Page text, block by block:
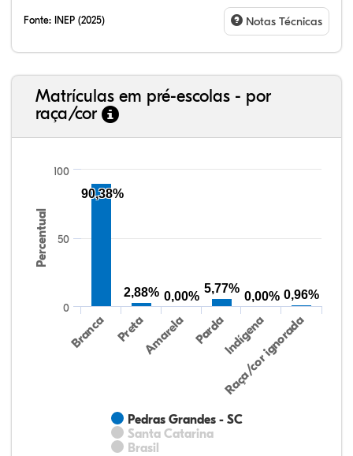
Fonte: INEP (2025) Notas Técnicas
Matrículas em pré-escolas - por
raça/cor
Percentual
Pedras Grandes - SC
Santa Catarina
Brasil
Branca PretaAmarela PardaIndígena
Raça/cor ignorada
0
50
100
90,38%
2,88% 0,00%
5,77%
0,00% 0,96%
80,86%
3,50%
0,00%
13,68%
0,62%
1,34%
38,40%
3,47%
0,13%
50,15%
2,37%
5,48%